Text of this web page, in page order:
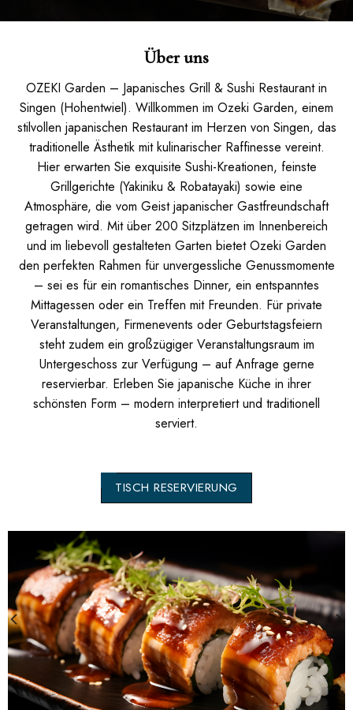
Über uns
OZEKI Garden – Japanisches Grill & Sushi Restaurant in
Singen (Hohentwiel). Willkommen im Ozeki Garden, einem
stilvollen japanischen Restaurant im Herzen von Singen, das
traditionelle Ästhetik mit kulinarischer Raffinesse vereint.
Hier erwarten Sie exquisite Sushi-Kreationen, feinste
Grillgerichte (Yakiniku & Robatayaki) sowie eine
Atmosphäre, die vom Geist japanischer Gastfreundschaft
getragen wird. Mit über 200 Sitzplätzen im Innenbereich
und im liebevoll gestalteten Garten bietet Ozeki Garden
den perfekten Rahmen für unvergessliche Genussmomente
– sei es für ein romantisches Dinner, ein entspanntes
Mittagessen oder ein Treffen mit Freunden. Für private
Veranstaltungen, Firmenevents oder Geburtstagsfeiern
steht zudem ein großzügiger Veranstaltungsraum im
Untergeschoss zur Verfügung – auf Anfrage gerne
reservierbar. Erleben Sie japanische Küche in ihrer
schönsten Form – modern interpretiert und traditionell
serviert.
TISCH RESERVIERUNG